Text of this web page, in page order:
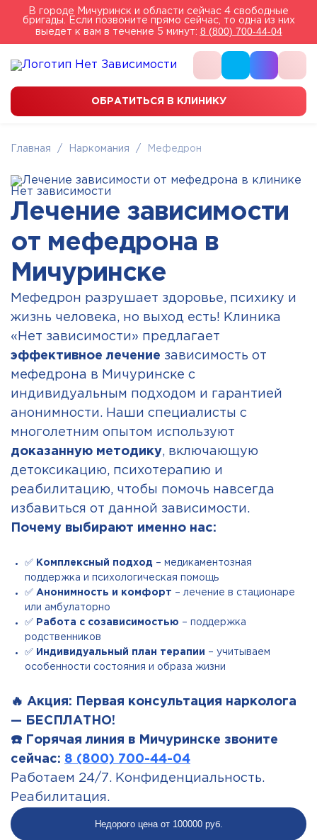
В городе Мичуринск и области сейчас 4 свободные
бригады. Если позвоните прямо сейчас, то одна из них
выедет к вам в течение 5 минут: 8 (800) 700-44-04
ОБРАТИТЬСЯ В КЛИНИКУ
Главная / Наркомания / Мефедрон
Лечение зависимости
от мефедрона в
Мичуринске
Мефедрон разрушает здоровье, психику и
жизнь человека, но выход есть! Клиника
«Нет зависимости» предлагает
эффективное лечение зависимость от
мефедрона в Мичуринске с
индивидуальным подходом и гарантией
анонимности. Наши специалисты с
многолетним опытом используют
доказанную методику, включающую
детоксикацию, психотерапию и
реабилитацию, чтобы помочь навсегда
избавиться от данной зависимости.
Почему выбирают именно нас:
✅ Комплексный подход – медикаментозная
поддержка и психологическая помощь
✅ Анонимность и комфорт – лечение в стационаре
или амбулаторно
✅ Работа с созависимостью – поддержка
родственников
✅ Индивидуальный план терапии – учитываем
особенности состояния и образа жизни
🔥 Акция: Первая консультация нарколога
— БЕСПЛАТНО!
☎️ Горячая линия в Мичуринске звоните
сейчас: 8 (800) 700-44-04
Работаем 24/7. Конфиденциальность.
Реабилитация.
Недорого цена от 100000 руб.